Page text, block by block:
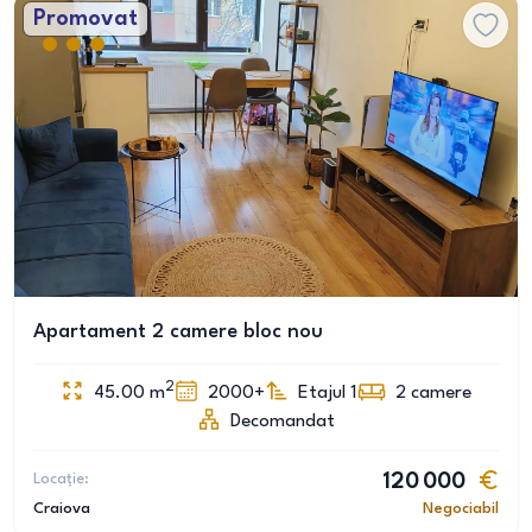
Promovat
Apartament 2 camere bloc nou
45.00 m2 2000+ Etajul 1 2 camere
Decomandat
Locație:
Craiova
120 000
Negociabil